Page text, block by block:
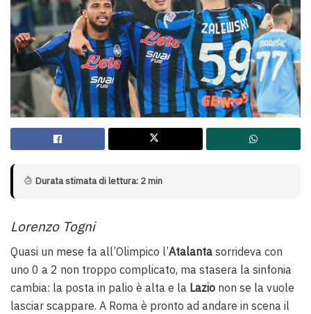
Durata stimata di lettura: 2 min
Lorenzo Togni
Quasi un mese fa all’Olimpico l’Atalanta sorrideva con
uno 0 a 2 non troppo complicato, ma stasera la sinfonia
cambia: la posta in palio è alta e la Lazio non se la vuole
lasciar scappare. A Roma è pronto ad andare in scena il